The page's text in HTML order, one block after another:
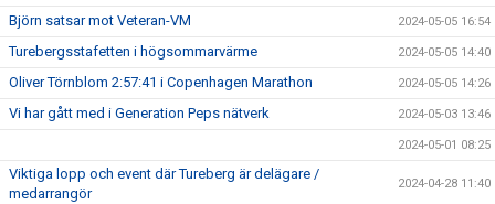
Björn satsar mot Veteran-VM 2024-05-05 16:54
Turebergsstafetten i högsommarvärme 2024-05-05 14:40
Oliver Törnblom 2:57:41 i Copenhagen Marathon 2024-05-05 14:26
Vi har gått med i Generation Peps nätverk 2024-05-03 13:46
2024-05-01 08:25
Viktiga lopp och event där Tureberg är delägare /
medarrangör
2024-04-28 11:40